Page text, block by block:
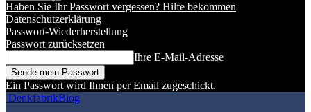
Haben Sie Ihr Passwort vergessen? Hilfe bekommen
Datenschutzerklärung
Passwort-Wiederherstellung
Passwort zurücksetzen
Ihre E-Mail-Adresse
Ein Passwort wird Ihnen per Email zugeschickt.
DenkfabrikBlog